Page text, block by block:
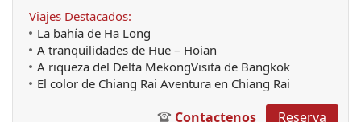
Viajes Destacados:
La bahía de Ha Long
A tranquilidades de Hue – Hoian
A riqueza del Delta MekongVisita de Bangkok
El color de Chiang Rai Aventura en Chiang Rai
Contactenos Reserva